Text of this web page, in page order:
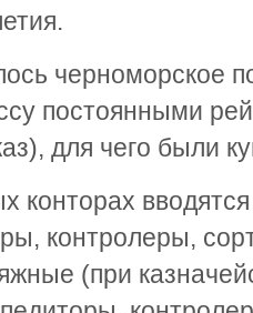
черноморское
постоянными
для чего были
конторах
контролеры,
(при